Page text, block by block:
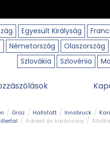
Egyesült Királyság
Németország Olaszország
Szlovákia
Szlovénia
Graz Hallstatt Innsbruck
Advent és karácsony